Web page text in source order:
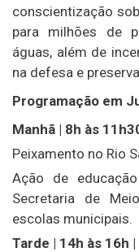
conscientização
para milhões de
águas, além de
na defesa e
Programação em
Manhã | 8h às
Peixamento no Rio
Ação de
Secretaria de
escolas municipais.
Tarde | 14h às 16h